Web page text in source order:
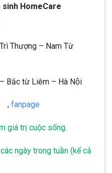
sinh HomeCare
Thượng – Nam Từ
Bắc từ Liêm – Hà Nội
, fanpage
giá trị cuộc sống.
ngày trong tuần (kể cả